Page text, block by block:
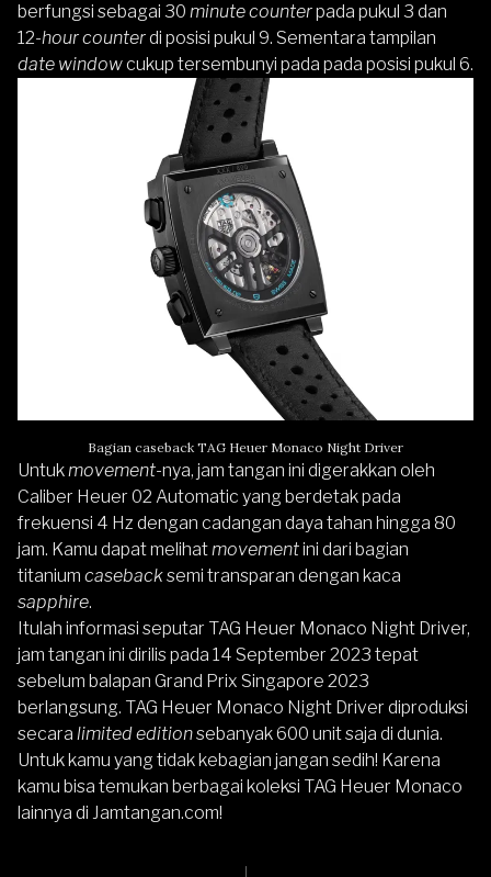
berfungsi sebagai 30 minute counterpada pukul 3 dan
12-hour counterdi posisi pukul 9. Sementara tampilan
date windowcukup tersembunyi pada pada posisi pukul 6.
Bagian caseback TAG Heuer Monaco Night Driver
Untukmovement-nya, jam tangan ini digerakkan oleh
Caliber Heuer 02 Automatic yang berdetak pada
frekuensi 4 Hz dengan cadangan daya tahan hingga 80
jam. Kamu dapat melihatmovementini dari bagian
titanium casebacksemi transparan dengan kaca
sapphire.
Itulah informasi seputar TAG Heuer Monaco Night Driver,
jam tangan ini dirilis pada 14 September 2023 tepat
sebelum balapan Grand Prix Singapore 2023
berlangsung. TAG Heuer Monaco Night Driver diproduksi
secara limited editionsebanyak 600 unit saja di dunia.
Untuk kamu yang tidak kebagian jangan sedih! Karena
kamu bisa temukan berbagai koleksi TAG Heuer Monaco
lainnya di Jamtangan.com!